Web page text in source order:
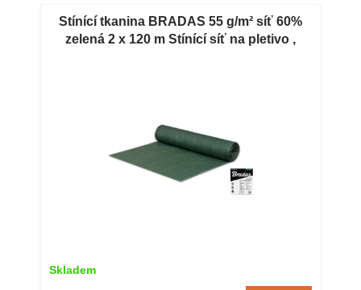
Stínící tkanina BRADAS 55 g/m² síť 60%
zelená 2 x 120 m Stínící síť na pletivo ,
Skladem